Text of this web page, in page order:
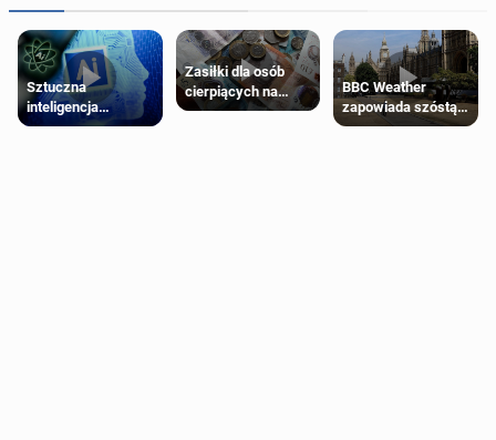
Sztuczna
inteligencja
próbowała oszukać
Zasiłki dla osób
cierpiących na
schorzenia
BBC Weather
zapowiada szóstą
falę upałów w